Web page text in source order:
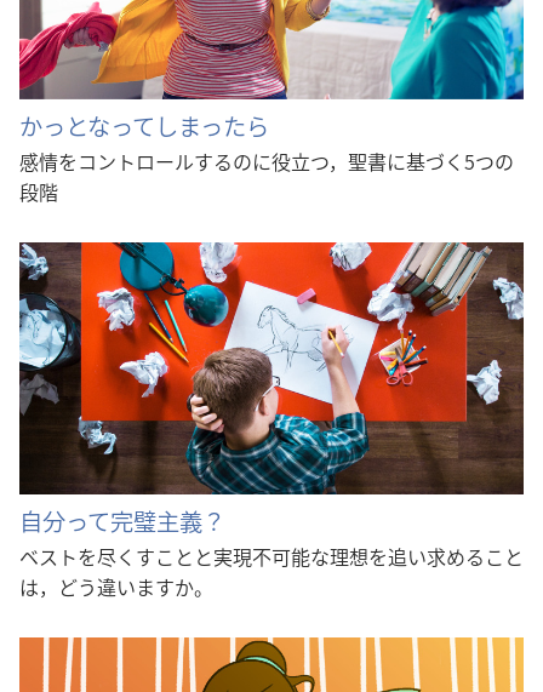
かっとなってしまったら
感情をコントロールするのに役立つ，聖書に基づく5つの
段階
自分って完璧主義？
ベストを尽くすことと実現不可能な理想を追い求めること
は，どう違いますか。